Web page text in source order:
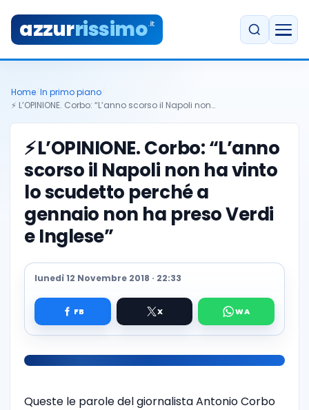
azzurrissimo.it
Home In primo piano
⚡️ L’OPINIONE. Corbo: “L’anno scorso il Napoli non…
⚡️L’OPINIONE. Corbo: “L’anno
scorso il Napoli non ha vinto
lo scudetto perché a
gennaio non ha preso Verdi
e Inglese”
lunedì 12 Novembre 2018 · 22:33
Queste le parole del giornalista Antonio Corbo